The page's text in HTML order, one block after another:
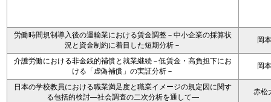
労働時間規制導入後の運輸業における賃金調整－中小企業の採算状
況と資金制約に着目した短期分析－
岡
介護労働における非金銭的補償と就業継続－低賃金・高負担下にお
ける「虚偽補償」の実証分析－
岡
日本の学校教員における職業満足度と職業イメージの規定因に関す
る包括的検討―社会調査の二次分析を通して―
赤松